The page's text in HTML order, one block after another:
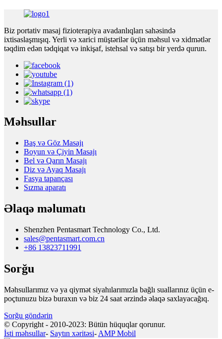
Biz portativ masaj fizioterapiya avadanlıqları sahəsində
ixtisaslaşmışıq. Yerli və xarici müştərilər üçün məhsul və xidmətlər
təqdim edən tədqiqat və inkişaf, istehsal və satışı bir yerdə qurun.
Məhsullar
Baş və Göz Masajı
Boyun və Çiyin Masajı
Bel və Qarın Masajı
Diz və Ayaq Masajı
Fasya tapançası
Sızma aparatı
Əlaqə məlumatı
Shenzhen Pentasmart Technology Co., Ltd.
sales@pentasmart.com.cn
+86 13823711991
Sorğu
Məhsullarımız və ya qiymət siyahılarımızla bağlı suallarınız üçün e-
poçtunuzu bizə buraxın və biz 24 saat ərzində əlaqə saxlayacağıq.
Sorğu göndərin
© Copyright - 2010-2023: Bütün hüquqlar qorunur.
İsti məhsullar- Saytın xəritəsi- AMP Mobil